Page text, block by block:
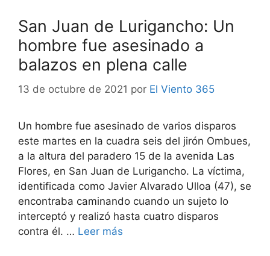
San Juan de Lurigancho: Un
hombre fue asesinado a
balazos en plena calle
13 de octubre de 2021 por El Viento 365
Un hombre fue asesinado de varios disparos
este martes en la cuadra seis del jirón Ombues,
a la altura del paradero 15 de la avenida Las
Flores, en San Juan de Lurigancho. La víctima,
identificada como Javier Alvarado Ulloa (47), se
encontraba caminando cuando un sujeto lo
interceptó y realizó hasta cuatro disparos
contra él. … Leer más